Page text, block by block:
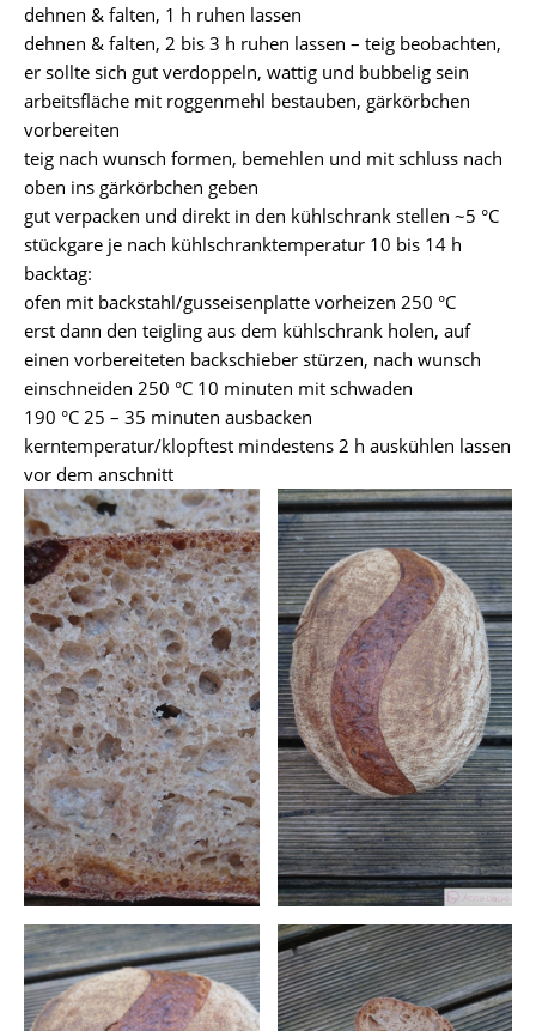
dehnen & falten, 1 h ruhen lassen
dehnen & falten, 2 bis 3 h ruhen lassen – teig beobachten,
er sollte sich gut verdoppeln, wattig und bubbelig sein
arbeitsfläche mit roggenmehl bestauben, gärkörbchen
vorbereiten
teig nach wunsch formen, bemehlen und mit schluss nach
oben ins gärkörbchen geben
gut verpacken und direkt in den kühlschrank stellen ~5 °C
stückgare je nach kühlschranktemperatur 10 bis 14 h
backtag:
ofen mit backstahl/gusseisenplatte vorheizen 250 °C
erst dann den teigling aus dem kühlschrank holen, auf
einen vorbereiteten backschieber stürzen, nach wunsch
einschneiden 250 °C 10 minuten mit schwaden
190 °C 25 – 35 minuten ausbacken
kerntemperatur/klopftest mindestens 2 h auskühlen lassen
vor dem anschnitt